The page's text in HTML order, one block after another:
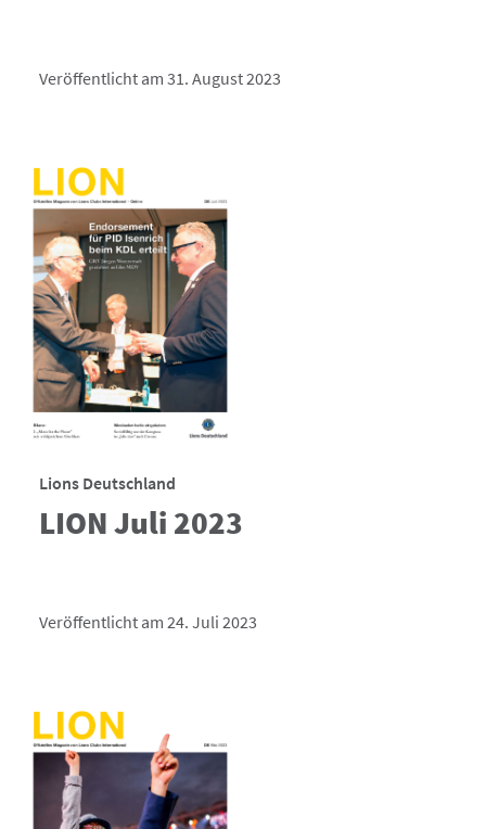
Veröffentlicht am 31. August 2023
Lions Deutschland
LION Juli 2023
Veröffentlicht am 24. Juli 2023